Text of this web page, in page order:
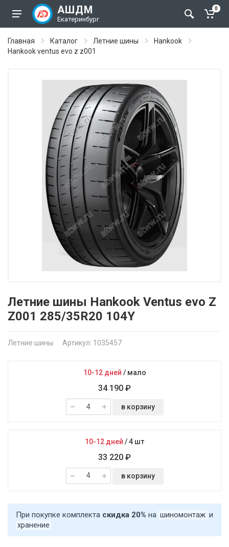
АШДМ
Екатеринбург
0
Главная Каталог Летние шины
Hankook
Hankook ventus evo z z001
Летние шины Hankook Ventus evo Z
Z001 285/35R20 104Y
Летние шины Артикул: 1035457
10-12 дней / мало
34 190 ₽
в корзину
10-12 дней /4 шт
33 220 ₽
в корзину
При покупке комплекта скидка 20% на шиномонтаж и
хранение